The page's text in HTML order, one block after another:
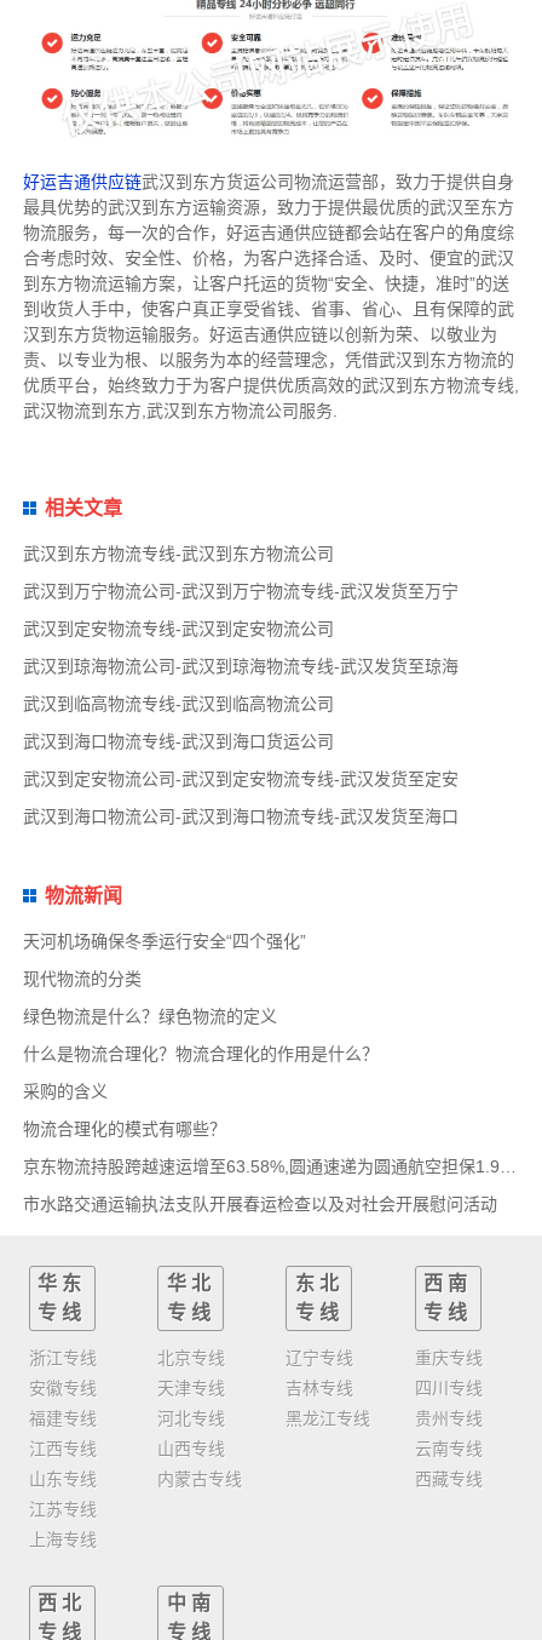
好运吉通供应链武汉到东方货运公司物流运营部，致力于提供自身
最具优势的武汉到东方运输资源，致力于提供最优质的武汉至东方
物流服务，每一次的合作，好运吉通供应链都会站在客户的角度综
合考虑时效、安全性、价格，为客户选择合适、及时、便宜的武汉
到东方物流运输方案，让客户托运的货物“安全、快捷，准时”的送
到收货人手中，使客户真正享受省钱、省事、省心、且有保障的武
汉到东方货物运输服务。好运吉通供应链以创新为荣、以敬业为
责、以专业为根、以服务为本的经营理念，凭借武汉到东方物流的
优质平台，始终致力于为客户提供优质高效的武汉到东方物流专线,
武汉物流到东方,武汉到东方物流公司服务.
相关文章
武汉到东方物流专线-武汉到东方物流公司
武汉到万宁物流公司-武汉到万宁物流专线-武汉发货至万宁
武汉到定安物流专线-武汉到定安物流公司
武汉到琼海物流公司-武汉到琼海物流专线-武汉发货至琼海
武汉到临高物流专线-武汉到临高物流公司
武汉到海口物流专线-武汉到海口货运公司
武汉到定安物流公司-武汉到定安物流专线-武汉发货至定安
武汉到海口物流公司-武汉到海口物流专线-武汉发货至海口
物流新闻
天河机场确保冬季运行安全“四个强化”
现代物流的分类
绿色物流是什么？绿色物流的定义
什么是物流合理化？物流合理化的作用是什么？
采购的含义
物流合理化的模式有哪些？
市水路交通运输执法支队开展春运检查以及对社会开展慰问活动
华东
专线
浙江专线
安徽专线
福建专线
江西专线
山东专线
江苏专线
上海专线
华北
专线
北京专线
天津专线
河北专线
山西专线
内蒙古专线
东北
专线
辽宁专线
吉林专线
黑龙江专线
西南
专线
重庆专线
四川专线
贵州专线
云南专线
西藏专线
西北
专线
中南
专线